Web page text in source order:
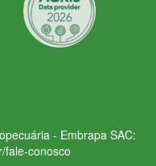
- Embrapa SAC:
fale-conosco